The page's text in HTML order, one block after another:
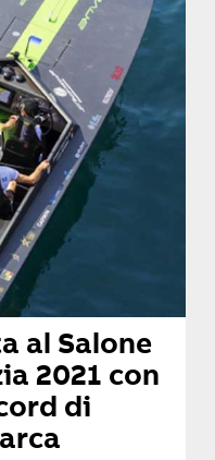
al Salone
2021 con
di